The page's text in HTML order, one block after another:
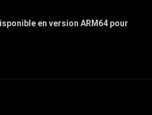
en version ARM64 pour